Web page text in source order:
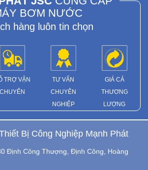
BƠM NƯỚC
hàng luôn tin chọn
TRỢ VẬN
CHUYỂN
TƯ VẤN
CHUYÊN
NGHIỆP
GIÁ CẢ
THƯƠNG
LƯỢNG
Bị Công Nghiệp Mạnh Phát
Định Công Thượng, Định Công, Hoàng